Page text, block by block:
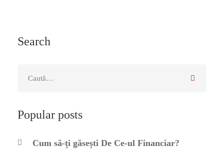
Search
Popular posts
Cum să-ți găsești De Ce-ul Financiar?